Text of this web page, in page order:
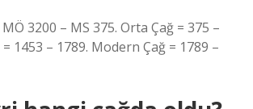
3200 – MS 375. Orta Çağ = 375 –
= 1453 – 1789. Modern Çağ = 1789 –